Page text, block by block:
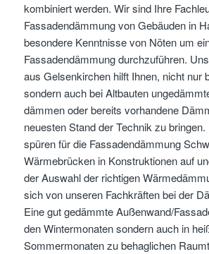
kombiniert werden. Wir sind Ihre
Fassadendämmung von Gebäuden in
besondere Kenntnisse von Nöten um
Fassadendämmung durchzuführen.
aus Gelsenkirchen hilft Ihnen, nicht nur
sondern auch bei Altbauten
dämmen oder bereits vorhandene
neuesten Stand der Technik zu
spüren für die Fassadendämmung
Wärmebrücken in Konstruktionen auf
der Auswahl der richtigen
sich von unseren Fachkräften bei der
Eine gut gedämmte Außenwand/
den Wintermonaten sondern auch in
Sommermonaten zu behaglichen